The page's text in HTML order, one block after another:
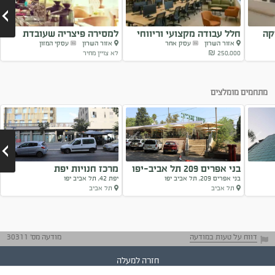
חלל עבודה מקצועי וריווחי
במרכז
אזור השרון
עסק אחר
250,000 ₪
למסירה פיצריה שעובדת
באזור השרו
אזור השרון
עסקי המזון
לא צויין מחיר
מתחמים מומלצים
בני אפרים 209 תל אביב-יפו
בני אפרים 209, תל אביב יפו
תל אביב
מרכז חנויות יפת
יפת 42, תל אביב יפו
תל אביב
דווח על טעות במודעה מודעה מס' 30311
חזרה למעלה